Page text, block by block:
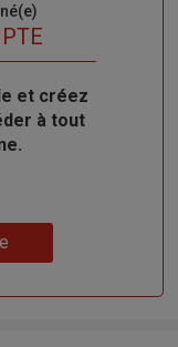
et créez
à tout